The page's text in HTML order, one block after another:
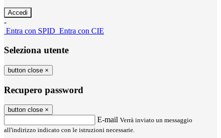
-
Entra con SPID Entra con CIE
Seleziona utente
button close ×
Recupero password
button close ×
E-mail Verrà inviato un messaggio
all'indirizzo indicato con le istruzioni necessarie.